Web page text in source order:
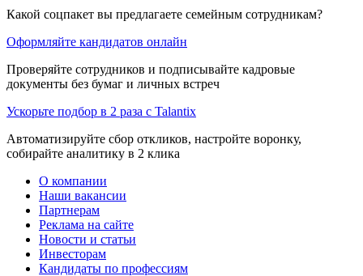
Какой соцпакет вы предлагаете семейным сотрудникам?
Оформляйте кандидатов онлайн
Проверяйте сотрудников и подписывайте кадровые
документы без бумаг и личных встреч
Ускорьте подбор в 2 раза с Talantix
Автоматизируйте сбор откликов, настройте воронку,
собирайте аналитику в 2 клика
О компании
Наши вакансии
Партнерам
Реклама на сайте
Новости и статьи
Инвесторам
Кандидаты по профессиям